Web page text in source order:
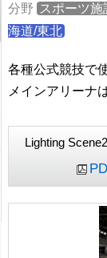
分野 スポーツ
海道/東北
各種公式競技で
メインアリーナ
Lighting